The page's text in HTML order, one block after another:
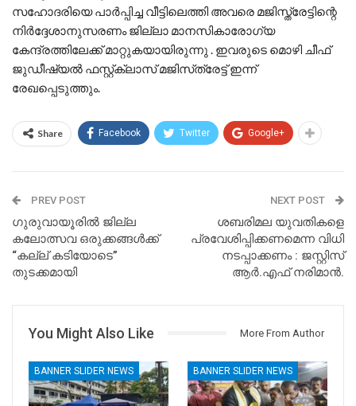
സഹോദരിയെ പാർപ്പിച്ച വീട്ടിലെത്തി അവരെ മജിസ്ത്രേട്ടിന്റെ
നിർദ്ദേശാനുസരണം ജില്ലാ മാനസികാരോഗ്യ
കേന്ദ്രത്തിലേക്ക് മാറ്റുകയായിരുന്നു . ഇവരുടെ മൊഴി ചീഫ്
ജുഡീഷ്യൽ ഫസ്റ്റ്ക്ലാസ് മജിസ്‌ത്രേട്ട് ഇന്ന്
രേഖപ്പെടുത്തും.
Share Facebook Twitter Google+
PREV POST
ഗുരുവായൂരില്‍ ജില്ല
കലോത്സവ ഒരുക്കങ്ങള്‍ക്ക്
“കല്ല്‌ കടിയോടെ”
തുടക്കമായി
NEXT POST
ശബരിമല യുവതികളെ
പ്രവേശിപ്പിക്കണമെന്ന വിധി
നടപ്പാക്കണം : ജസ്റ്റിസ്
ആർ.എഫ് നരിമാൻ.
You Might Also Like More From Author
BANNER SLIDER NEWS BANNER SLIDER NEWS